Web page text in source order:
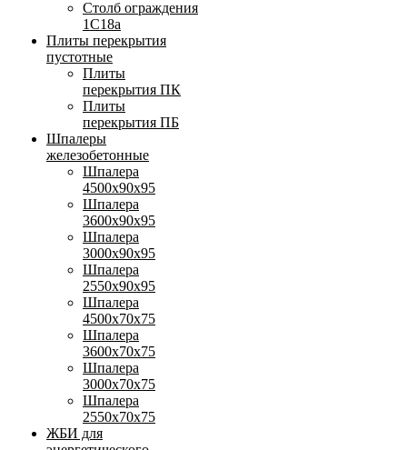
Столб ограждения
1С18а
Плиты перекрытия
пустотные
Плиты
перекрытия ПК
Плиты
перекрытия ПБ
Шпалеры
железобетонные
Шпалера
4500х90х95
Шпалера
3600х90х95
Шпалера
3000х90х95
Шпалера
2550х90х95
Шпалера
4500х70х75
Шпалера
3600х70х75
Шпалера
3000х70х75
Шпалера
2550х70х75
ЖБИ для